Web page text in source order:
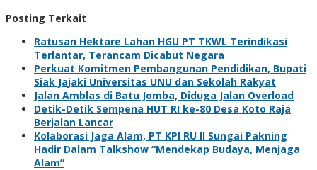
Posting Terkait
Ratusan Hektare Lahan HGU PT TKWL Terindikasi
Terlantar, Terancam Dicabut Negara
Perkuat Komitmen Pembangunan Pendidikan, Bupati
Siak Jajaki Universitas UNU dan Sekolah Rakyat
Jalan Amblas di Batu Jomba, Diduga Jalan Overload
Detik-Detik Sempena HUT RI ke-80 Desa Koto Raja
Berjalan Lancar
Kolaborasi Jaga Alam, PT KPI RU II Sungai Pakning
Hadir Dalam Talkshow “Mendekap Budaya, Menjaga
Alam”